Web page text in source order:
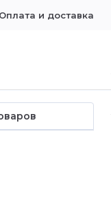
Оплата и доставка